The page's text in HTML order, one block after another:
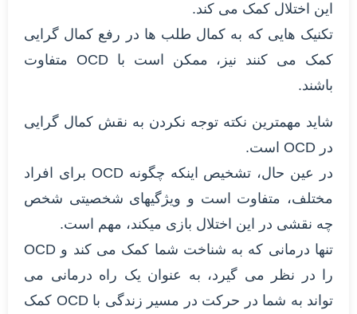
این اختلال کمک می کند.
تکنیک هایی که به کمال طلب ها در رفع کمال گرایی
کمک می کنند نیز، ممکن است با OCD متفاوت
باشند.
شاید مهمترین نکته توجه نکردن به نقش کمال گرایی
در OCD است.
در عین حال، تشخیص اینکه چگونه OCD برای افراد
مختلف، متفاوت است و ویژگیهای شخصیتی شخص
چه نقشی در این اختلال بازی میکند، مهم است.
تنها درمانی که به شناخت شما کمک می کند و OCD
را در نظر می گیرد، به عنوان یک راه درمانی می
تواند به شما در حرکت در مسیر زندگی با OCD کمک